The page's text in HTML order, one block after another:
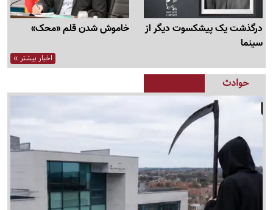
درگذشت یک پیشکسوت دیگر از
سینما
خاموش شدن قلم «محک»
اخبار بیشتر »
حوادث